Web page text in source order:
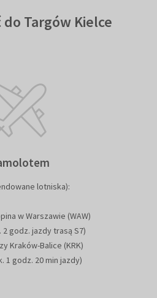
Targów Kielce
lotniska):
w Warszawie (WAW)
2 godz. jazdy trasą S7)
Kraków-Balice (KRK)
1 godz. 20 min jazdy)